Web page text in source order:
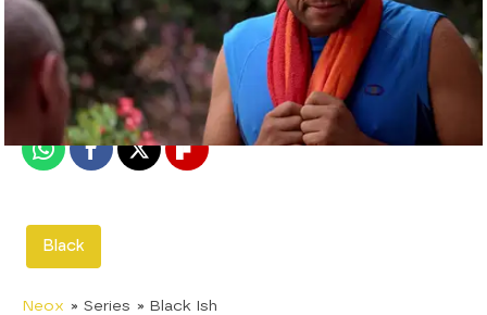
neox
Madrid
Publicado:12 de febrero de 2018, 13:09
WhatsappFacebook
X Flipboard
Black
Neox » Series » Black Ish